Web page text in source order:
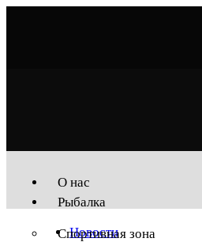
О нас
Рыбалка
Спортивная зона
Новости